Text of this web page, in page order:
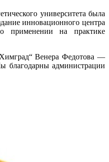
университета была
инновационного центра
о применении на практике
Венера Федотова —
благодарны администрации